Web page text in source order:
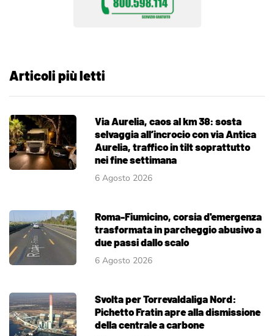
Articoli più letti
Via Aurelia, caos al km 38: sosta
selvaggia all’incrocio con via Antica
Aurelia, traffico in tilt soprattutto
nei fine settimana
6 Agosto 2026
Roma-Fiumicino, corsia d'emergenza
trasformata in parcheggio abusivo a
due passi dallo scalo
6 Agosto 2026
Svolta per Torrevaldaliga Nord:
Pichetto Fratin apre alla dismissione
della centrale a carbone